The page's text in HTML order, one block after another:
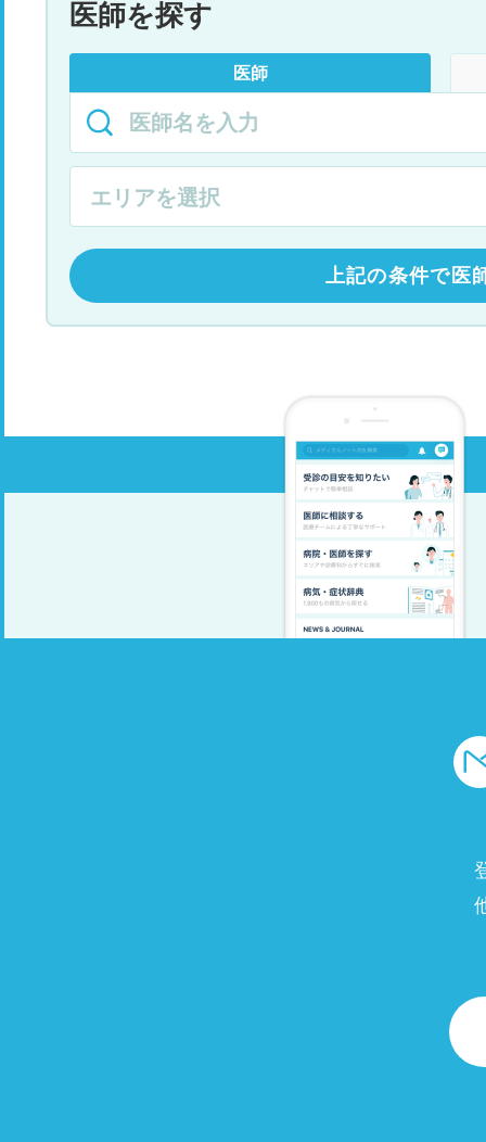
医師を探す
医師
上記の条件で医